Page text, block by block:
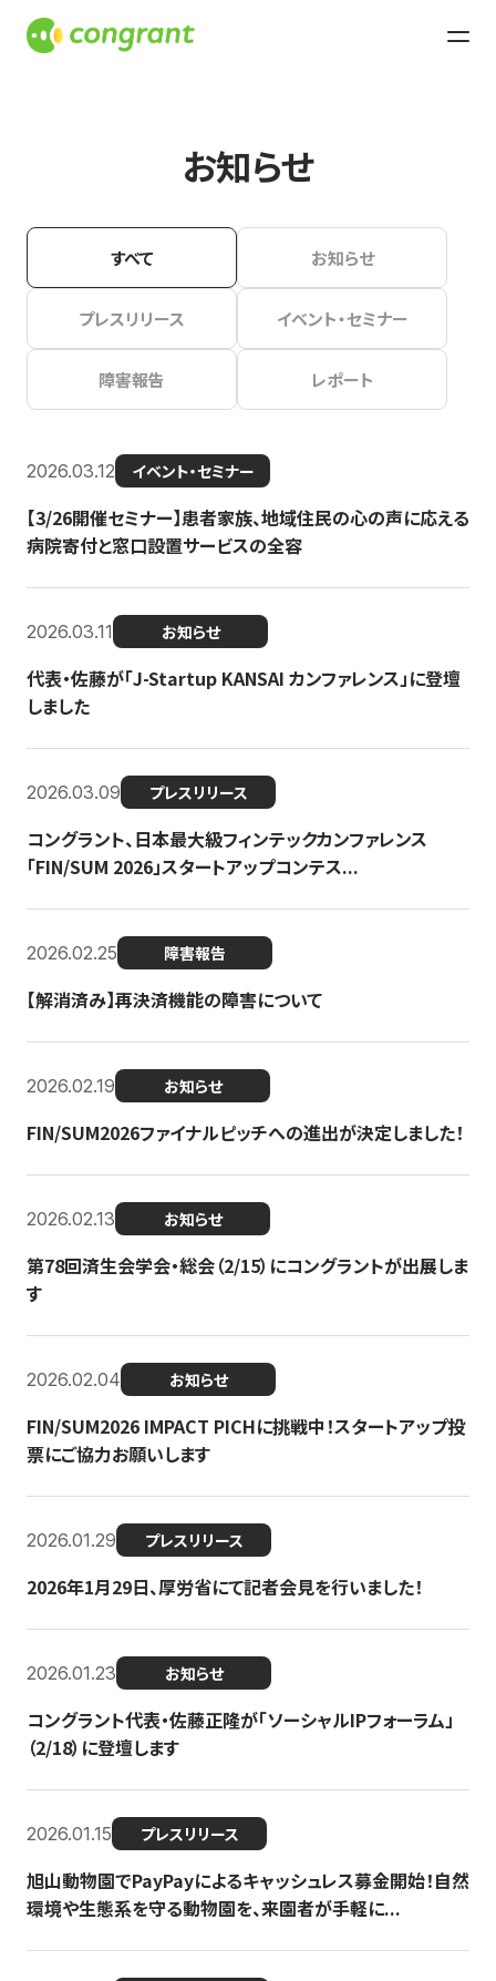
お知らせ
すべて お知らせ
プレスリリース イベント・セミナー
障害報告 レポート
2026.03.12 イベント・セミナー
【3/26開催セミナー】患者家族、地域住民の心の声に応える
病院寄付と窓口設置サービスの全容
2026.03.11 お知らせ
代表・佐藤が「J-Startup KANSAI カンファレンス」に登壇
しました
2026.03.09 プレスリリース
コングラント、日本最大級フィンテックカンファレンス
「FIN/SUM 2026」スタートアップコンテス...
2026.02.25 障害報告
【解消済み】再決済機能の障害について
2026.02.19 お知らせ
FIN/SUM2026ファイナルピッチへの進出が決定しました！
2026.02.13 お知らせ
第78回済生会学会・総会（2/15）にコングラントが出展しま
す
2026.02.04 お知らせ
FIN/SUM2026 IMPACT PICHに挑戦中！スタートアップ投
票にご協力お願いします
2026.01.29 プレスリリース
2026年1月29日、厚労省にて記者会見を行いました！
2026.01.23 お知らせ
コングラント代表・佐藤正隆が「ソーシャルIPフォーラム」
（2/18）に登壇します
2026.01.15 プレスリリース
旭山動物園でPayPayによるキャッシュレス募金開始！自然
環境や生態系を守る動物園を、来園者が手軽に...